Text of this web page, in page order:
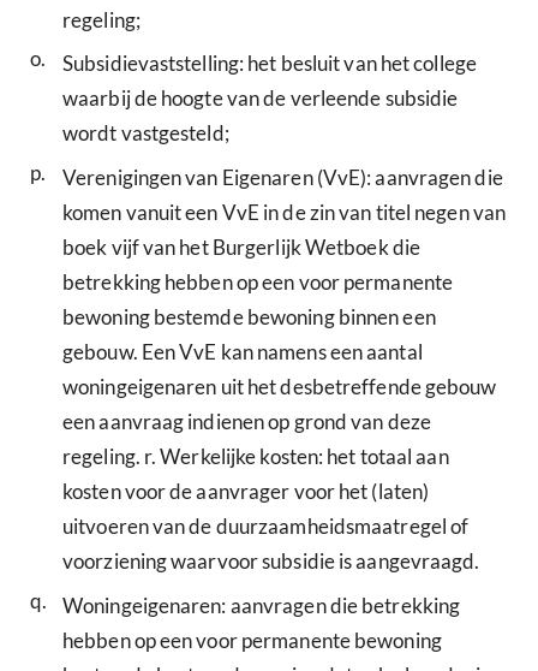
regeling;
o.
Subsidievaststelling: het besluit van het college
waarbij de hoogte van de verleende subsidie
wordt vastgesteld;
p.
Verenigingen van Eigenaren (VvE): aanvragen die
komen vanuit een VvE in de zin van titel negen van
boek vijf van het Burgerlijk Wetboek die
betrekking hebben op een voor permanente
bewoning bestemde bewoning binnen een
gebouw. Een VvE kan namens een aantal
woningeigenaren uit het desbetreffende gebouw
een aanvraag indienen op grond van deze
regeling. r. Werkelijke kosten: het totaal aan
kosten voor de aanvrager voor het (laten)
uitvoeren van de duurzaamheidsmaatregel of
voorziening waarvoor subsidie is aangevraagd.
q.
Woningeigenaren: aanvragen die betrekking
hebben op een voor permanente bewoning